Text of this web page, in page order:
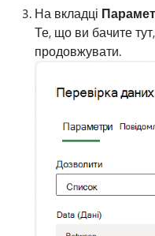
На вкладці
Те, що ви бачите
продовжувати.